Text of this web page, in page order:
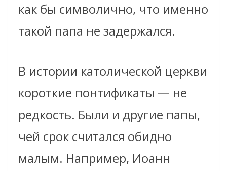
как бы символично, что именно
такой папа не задержался.
В истории католической церкви
короткие понтификаты — не
редкость. Были и другие папы,
чей срок считался обидно
малым. Например, Иоанн